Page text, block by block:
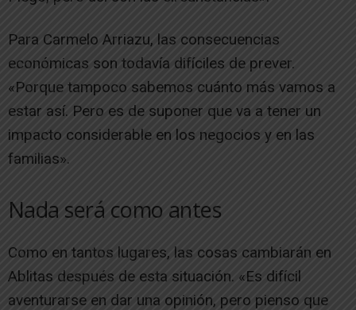
Para Carmelo Arriazu, las consecuencias
económicas son todavía difíciles de prever.
«Porque tampoco sabemos cuánto más vamos a
estar así. Pero es de suponer que va a tener un
impacto considerable en los negocios y en las
familias».
Nada será como antes
Como en tantos lugares, las cosas cambiarán en
Ablitas después de esta situación. «Es difícil
aventurarse en dar una opinión, pero pienso que